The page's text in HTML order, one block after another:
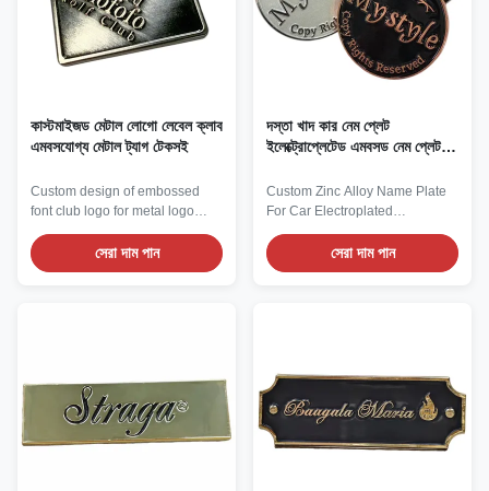
কাস্টমাইজড মেটাল লোগো লেবেল ক্লাব
এমবসযোগ্য মেটাল ট্যাগ টেকসই
Custom design of embossed
font club logo for metal logo
carriers of brand identity, metal
LOGO labels, with their inherent
সেরা দাম পান
দস্তা খাদ কার নেম প্লেট
ইলেক্ট্রোপ্লেটেড এমবসড নেম প্লেট
Custom Zinc Alloy Name Plate
For Car Electroplated
This zinc alloy metal sign is
crafted from high-purity zinc
deliver a premium ...
সেরা দাম পান